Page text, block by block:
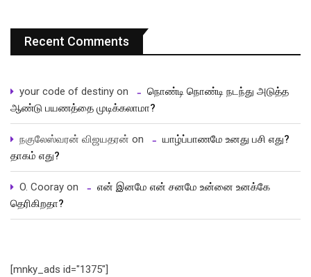
Recent Comments
your code of destiny on
நொண்டி நொண்டி நடந்து அடுத்த
ஆண்டு பயணத்தை முடிக்கலாமா?
நகுலேஸ்வரன் விஜயதரன் on
யாழ்ப்பாணமே உனது பசி எது?
தாகம் எது?
O. Cooray on
என் இனமே என் சனமே உன்னை உனக்கே
தெரிகிறதா?
[mnky_ads id="1375"]